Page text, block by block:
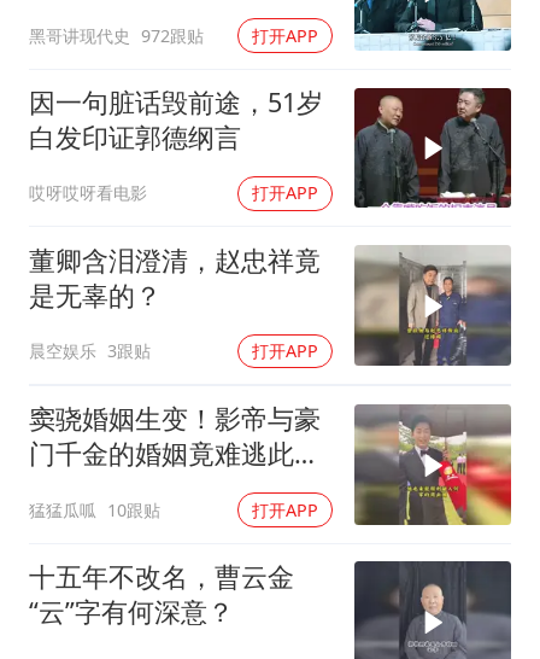
女子利用漏洞0元薅走3000多件家电
24小时不关空调 电费会更低吗
奋进开新局 实干挑大梁
黑哥讲现代史 972跟贴 打开APP
因一句脏话毁前途，51岁
白发印证郭德纲言
哎呀哎呀看电影 打开APP
董卿含泪澄清，赵忠祥竟
是无辜的？
晨空娱乐 3跟贴 打开APP
窦骁婚姻生变！影帝与豪
门千金的婚姻竟难逃此
猛猛瓜呱 10跟贴 打开APP
十五年不改名，曹云金
“云”字有何深意？